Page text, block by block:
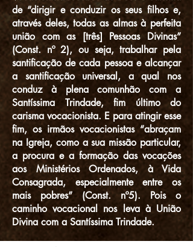
de “dirigir e conduzir os seus filhos e,
através deles, todas as almas à perfeita
união com as [três] Pessoas Divinas”
(Const. nº 2), ou seja, trabalhar pela
santificação de cada pessoa e alcançar
a santificação universal, a qual nos
conduz à plena comunhão com a
Santíssima Trindade, fim último do
carisma vocacionista. E para atingir esse
fim, os irmãos vocacionistas “abraçam
na Igreja, como a sua missão particular,
a procura e a formação das vocações
aos Ministérios Ordenados, à Vida
Consagrada, especialmente entre os
mais pobres” (Const. nº5). Pois o
caminho vocacional nos leva à União
Divina com a Santíssima Trindade.